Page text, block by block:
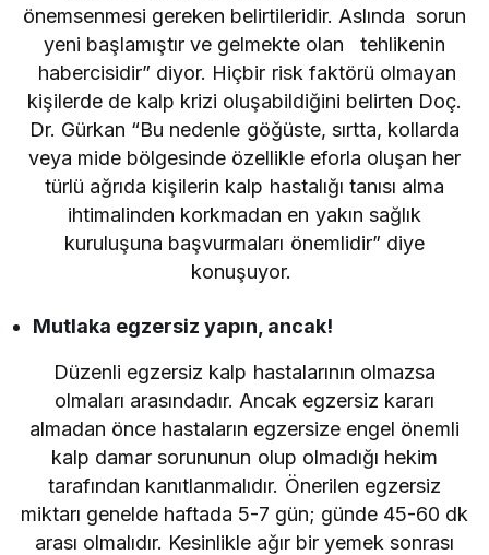
önemsenmesi gereken belirtileridir. Aslında sorun
yeni başlamıştır ve gelmekte olan tehlikenin
habercisidir” diyor. Hiçbir risk faktörü olmayan
kişilerde de kalp krizi oluşabildiğini belirten Doç.
Dr. Gürkan “Bu nedenle göğüste, sırtta, kollarda
veya mide bölgesinde özellikle eforla oluşan her
türlü ağrıda kişilerin kalp hastalığı tanısı alma
ihtimalinden korkmadan en yakın sağlık
kuruluşuna başvurmaları önemlidir” diye
konuşuyor.
Mutlaka egzersiz yapın, ancak!
Düzenli egzersiz kalp hastalarının olmazsa
olmaları arasındadır. Ancak egzersiz kararı
almadan önce hastaların egzersize engel önemli
kalp damar sorununun olup olmadığı hekim
tarafından kanıtlanmalıdır. Önerilen egzersiz
miktarı genelde haftada 5-7 gün; günde 45-60 dk
arası olmalıdır. Kesinlikle ağır bir yemek sonrası